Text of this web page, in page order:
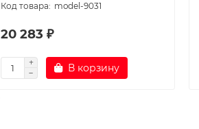
model-9031
20 283 ₽
В корзину